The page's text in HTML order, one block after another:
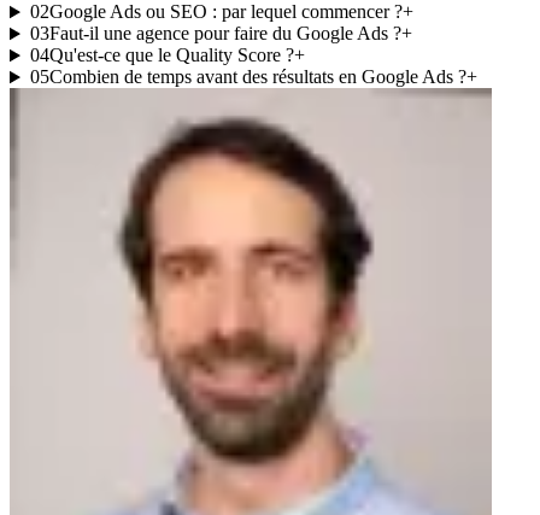
02Google Ads ou SEO : par lequel commencer ?+
03Faut-il une agence pour faire du Google Ads ?+
04Qu'est-ce que le Quality Score ?+
05Combien de temps avant des résultats en Google Ads ?+